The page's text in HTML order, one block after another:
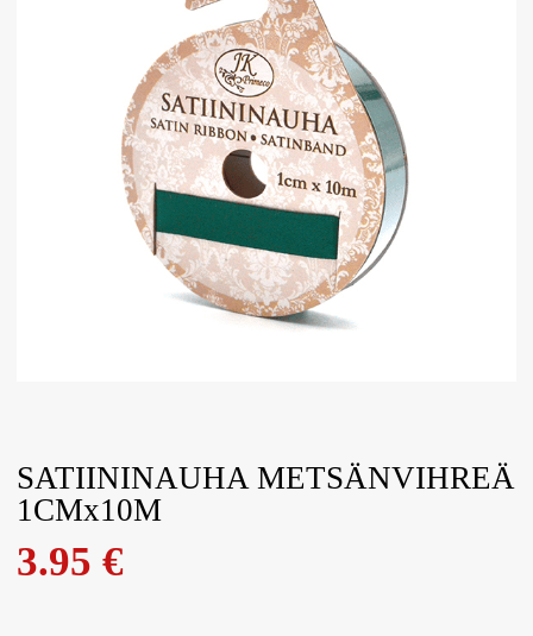
SATIININAUHA METSÄNVIHREÄ
1CMx10M
3.95€